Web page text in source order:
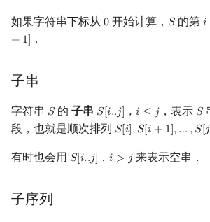
CP
Polygon
LaTeX 入门
Git
编译
桶排
Tim
排序
倍增
Dancing Links
优化
插头 DP
动态 DP
概率 DP
DP 套 DP
DP 优化
汉明距离
复数 模逆
升幂
阶乘
多项式与生成函数
常系
形式
组合数学 范德
Pólya
线性代数
特征
线性规划
单调队列
树状数组
线段树
划分树
二叉搜索树 & 平衡树
左偏
动态
树上
生成树问题
拆点
连通性相关
环计数问题
最小环
半平面交
随机增量法
反演变换
计算几何杂项
字节顺序
表达式求值
在一台机器上规划任务
主元素问题
Garsia–Wachs 算法
如果字符串下标从 0
0 开始计算， 𝑆
S的第𝑖
i
− 1] ．
子串
字符串 𝑆
S的子串 𝑆[𝑖..𝑗] ，𝑖 ≤ 𝑗
S[i..j]， i≤ j ，表示 𝑆
S
段，也就是顺次排列 𝑆[𝑖],𝑆[𝑖 + 1],… ,𝑆[𝑗
S[i] ,S[i+ 1], …,S[j ]
有时也会用 𝑆[𝑖..𝑗]
S[i..j] ，𝑖 > 𝑗
i >j 来表示空串．
子序列